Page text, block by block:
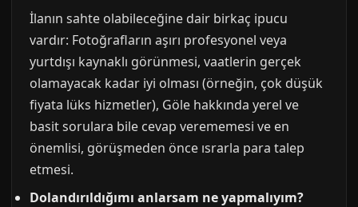
İlanın sahte olabileceğine dair birkaç ipucu
vardır: Fotoğrafların aşırı profesyonel veya
yurtdışı kaynaklı görünmesi, vaatlerin gerçek
olamayacak kadar iyi olması (örneğin, çok düşük
fiyata lüks hizmetler), Göle hakkında yerel ve
basit sorulara bile cevap verememesi ve en
önemlisi, görüşmeden önce ısrarla para talep
etmesi.
Dolandırıldığımı anlarsam ne yapmalıyım?